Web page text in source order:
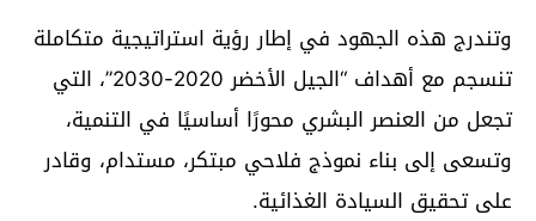
وتندرج هذه الجهود في إطار رؤية استراتيجية متكاملة
تنسجم مع أهداف “الجيل الأخضر 2020-2030”، التي
تجعل من العنصر البشري محورًا أساسيًا في التنمية،
وتسعى إلى بناء نموذج فلاحي مبتكر، مستدام، وقادر
على تحقيق السيادة الغذائية.